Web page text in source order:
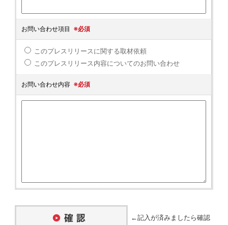
お問い合わせ項目 ※必須
このプレスリリースに関する取材依頼
このプレスリリース内容についてのお問い合わせ
お問い合わせ内容 ※必須
←記入が済みましたら確認